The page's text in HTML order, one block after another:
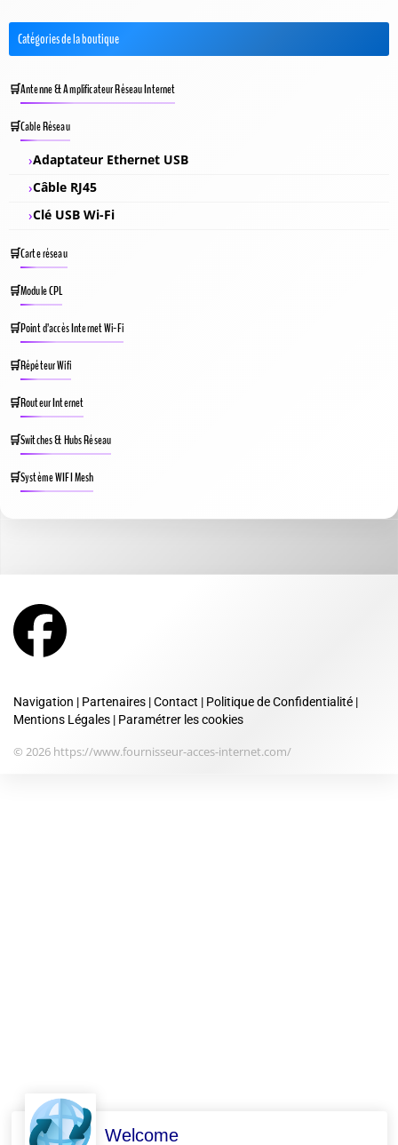
Catégories de la boutique
Antenne & Amplificateur Réseau Internet
Cable Réseau
Adaptateur Ethernet USB
Câble RJ45
Clé USB Wi-Fi
Carte réseau
Module CPL
Point d’accès Internet Wi-Fi
Répéteur Wifi
Routeur Internet
Switches & Hubs Réseau
Système WIFI Mesh
Navigation | Partenaires |Contact | Politique de Confidentialité |
Mentions Légales | Paramétrer les cookies
© 2026 https://www.fournisseur-acces-internet.com/
Welcome